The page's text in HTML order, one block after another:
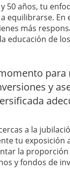
50 años, tu
equilibrarse. En
más
educación de
para
y
a la
tu exposición
la proporción
y fondos de